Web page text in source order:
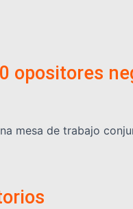
opositores
mesa de trabajo